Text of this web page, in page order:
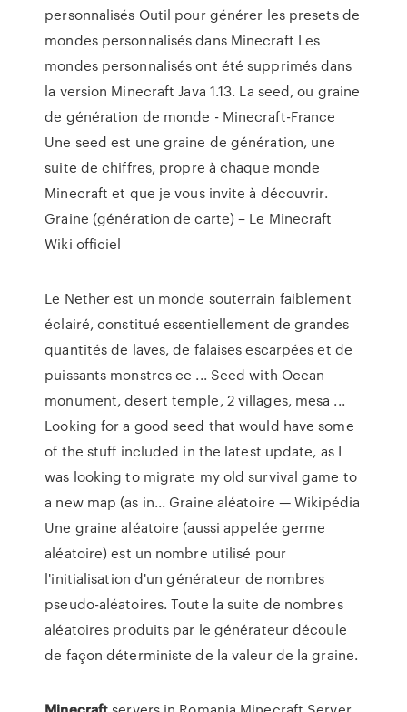
personnalisés Outil pour générer les presets de
mondes personnalisés dans Minecraft Les
mondes personnalisés ont été supprimés dans
la version Minecraft Java 1.13. La seed, ou graine
de génération de monde - Minecraft-France
Une seed est une graine de génération, une
suite de chiffres, propre à chaque monde
Minecraft et que je vous invite à découvrir.
Graine (génération de carte) – Le Minecraft
Wiki officiel
Le Nether est un monde souterrain faiblement
éclairé, constitué essentiellement de grandes
quantités de laves, de falaises escarpées et de
puissants monstres ce ... Seed with Ocean
monument, desert temple, 2 villages, mesa ...
Looking for a good seed that would have some
of the stuff included in the latest update, as I
was looking to migrate my old survival game to
a new map (as in... Graine aléatoire — Wikipédia
Une graine aléatoire (aussi appelée germe
aléatoire) est un nombre utilisé pour
l'initialisation d'un générateur de nombres
pseudo-aléatoires. Toute la suite de nombres
aléatoires produits par le générateur découle
de façon déterministe de la valeur de la graine.